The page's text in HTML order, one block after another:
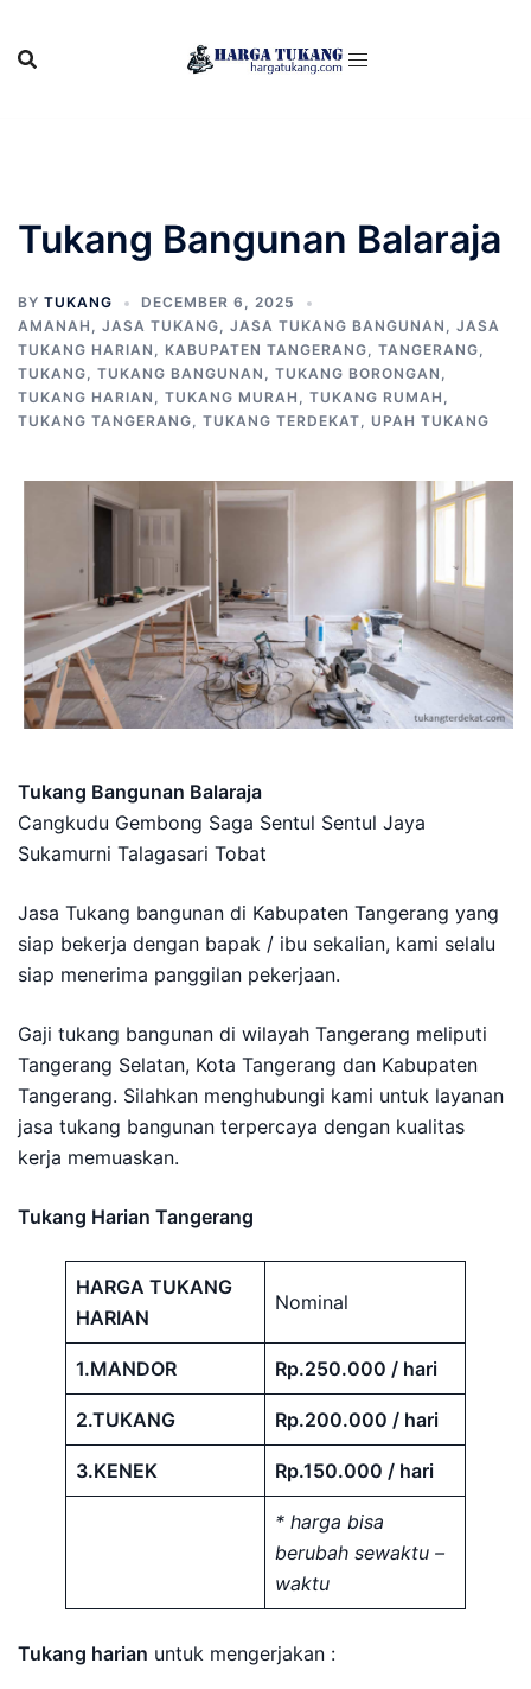
content
Tukang Bangunan Balaraja
BY TUKANG
DECEMBER 6, 2025
AMANAH , JASA TUKANG, JASA TUKANG BANGUNAN , JASA
TUKANG HARIAN , KABUPATEN TANGERANG, TANGERANG,
TUKANG, TUKANG BANGUNAN , TUKANG BORONGAN ,
TUKANG HARIAN , TUKANG MURAH , TUKANG RUMAH ,
TUKANG TANGERANG, TUKANG TERDEKAT, UPAH TUKANG
Tukang Bangunan Balaraja
Cangkudu Gembong Saga Sentul Sentul Jaya
Sukamurni Talagasari Tobat
Jasa Tukang bangunan di Kabupaten Tangerang yang
siap bekerja dengan bapak / ibu sekalian, kami selalu
siap menerima panggilan pekerjaan.
Gaji tukang bangunan di wilayah Tangerang meliputi
Tangerang Selatan, Kota Tangerang dan Kabupaten
Tangerang. Silahkan menghubungi kami untuk layanan
jasa tukang bangunan terpercaya dengan kualitas
kerja memuaskan.
Tukang Harian Tangerang
HARGA TUKANG
HARIAN
Nominal
1.MANDOR Rp.250.000 / hari
2.TUKANG Rp.200.000 / hari
3.KENEK Rp.150.000 / hari
* harga bisa
berubah sewaktu –
waktu
Tukang harian untuk mengerjakan :